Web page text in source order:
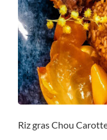
Riz gras Chou